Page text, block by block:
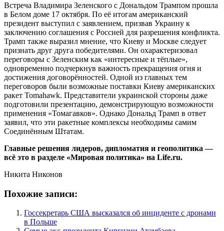
Встреча Владимира Зеленского с Дональдом Трампом прошла
в Белом доме 17 октября. По её итогам американский
президент выступил с заявлением, призвав Украину к
заключению соглашения с Россией для разрешения конфликта.
Трамп также выразил мнение, что Киеву и Москве следует
признать друг друга победителями. Он охарактеризовал
переговоры с Зеленским как «интересные и тёплые»,
одновременно подчеркнув важность прекращения огня и
достижения договорённостей. Одной из главных тем
переговоров были возможные поставки Киеву американских
ракет Tomahawk. Представители украинской стороны даже
подготовили презентацию, демонстрирующую возможности
применения «Томагавков». Однако Дональд Трамп в ответ
заявил, что эти ракетные комплексы необходимы самим
Соединённым Штатам.
Главные решения лидеров, дипломатия и геополитика —
всё это в разделе «Мировая политика» на Life.ru.
Никита Никонов
Похожие записи:
Госсекретарь США высказался об инциденте с дронами
в Польше